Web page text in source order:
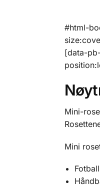
#html-
[data-
Mini-
Mini
Fotball